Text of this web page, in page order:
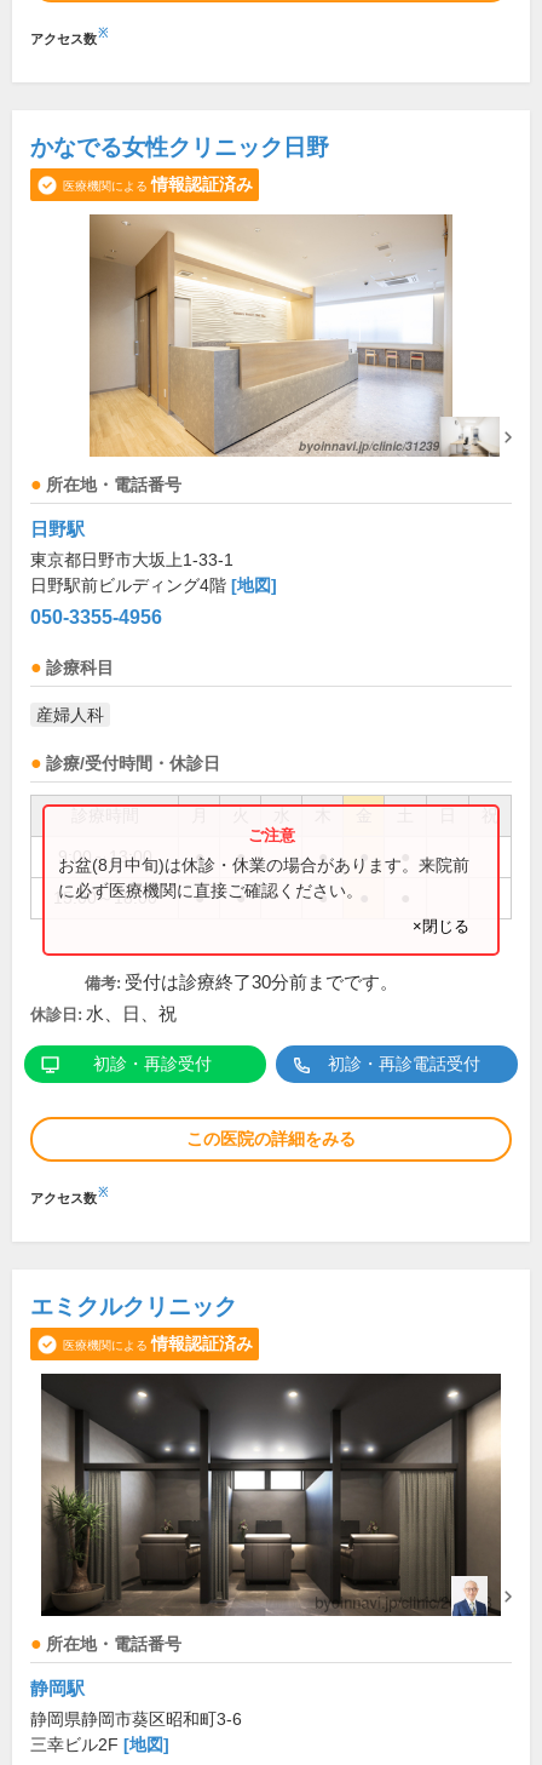
アクセス数※
かなでる女性クリニック日野
医療機関による 情報認証済み
所在地・電話番号
日野駅
東京都日野市大坂上1-33-1
日野駅前ビルディング4階 [地図]
050-3355-4956
診療科目
産婦人科
診療/受付時間・休診日
祝
9:00～13:00 ● ● ● ●
15:00～18:00 ● ● ●
お盆(8月中旬)は休診・休業の場合があります。来院前
に必ず医療機関に直接ご確認ください。
×閉じる
備考: 受付は診療終了30分前までです。
休診日: 水、日、祝
初診・再診受付 初診・再診電話受付
この医院の詳細をみる
アクセス数※
エミクルクリニック
医療機関による 情報認証済み
所在地・電話番号
静岡駅
静岡県静岡市葵区昭和町3-6
三幸ビル2F [地図]